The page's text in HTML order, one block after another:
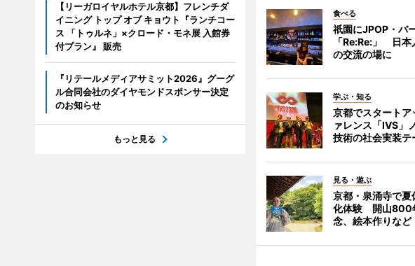
食べる
祇園にJPOP・バ
「Re:Re:」 日本
の交流の場に
学ぶ・知る
京都でスタートア
ァレンス「IVS」
技術の社会実装テ
見る・遊ぶ
京都・泉涌寺で夏
化体験 開山800
念、絵本作りなど
【リーガロイヤルホテル京都】フレンチダ
イニング トップ オブ キョウト『ランチコー
ス 「トゥルネ」×クロード・モネ展 入館券
付プラン』 販売
『リテールメディアサミット2026』グーグ
ル合同会社のダイヤモンドスポンサー決定
のお知らせ
もっと見る